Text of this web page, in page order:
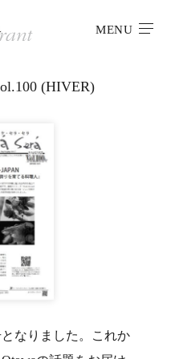
MENU
(HIVER)
なりました。これか